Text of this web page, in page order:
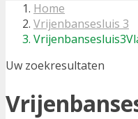
Home
Vrijenbansesluis 3
Uw zoekresultaten